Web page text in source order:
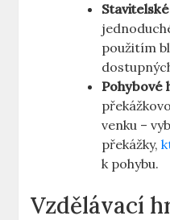
použitím
Pohybové
venku –
překážky,
k pohybu.
Vzdělávací